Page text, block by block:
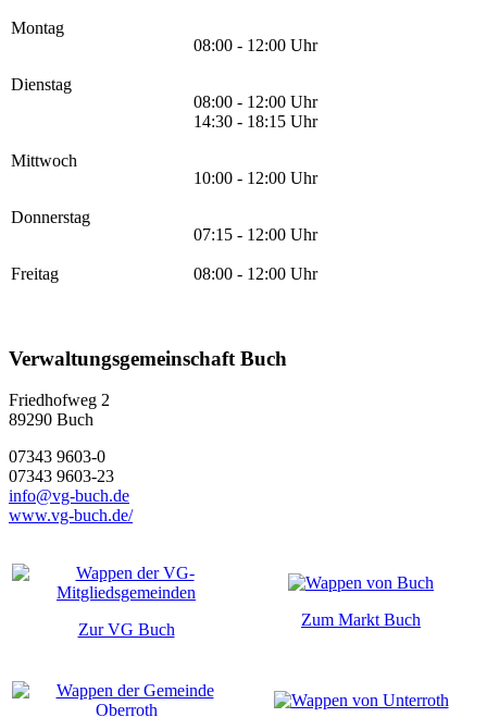
Montag
08:00 - 12:00 Uhr
Dienstag
08:00 - 12:00 Uhr
14:30 - 18:15 Uhr
Mittwoch
10:00 - 12:00 Uhr
Donnerstag
07:15 - 12:00 Uhr
Freitag 08:00 - 12:00 Uhr
Verwaltungsgemeinschaft Buch
Friedhofweg 2
89290 Buch
07343 9603-0
07343 9603-23
info@vg-buch.de
www.vg-buch.de/
Zur VG Buch
Zum Markt Buch